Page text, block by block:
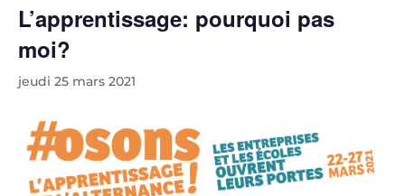
L’apprentissage: pourquoi pas
moi?
jeudi 25 mars 2021